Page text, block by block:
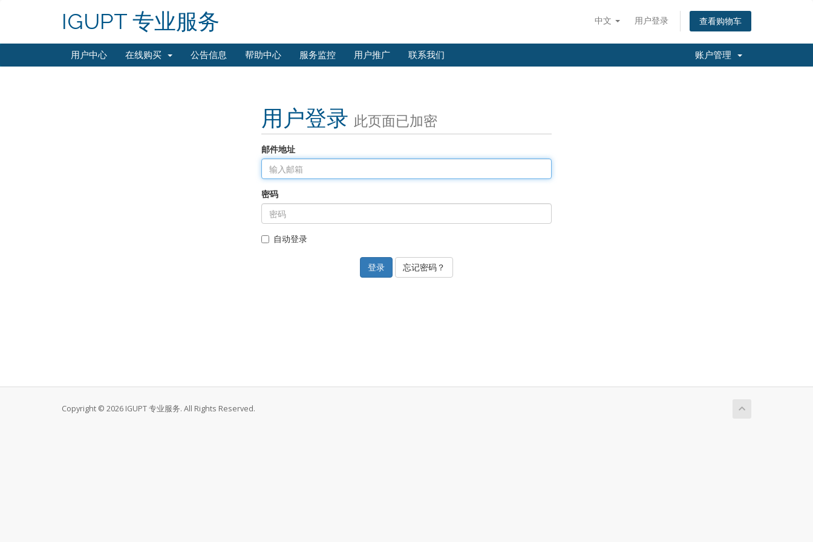
中文 用户登录 查看购物车
IGUPT 专业服务
用户中心 在线购买 公告信息 帮助中心 服务监控 用户推广 联系我们 账户管理
用户登录 此页面已加密
邮件地址
密码
自动登录
忘记密码？
Copyright © 2026 IGUPT 专业服务. All Rights Reserved.